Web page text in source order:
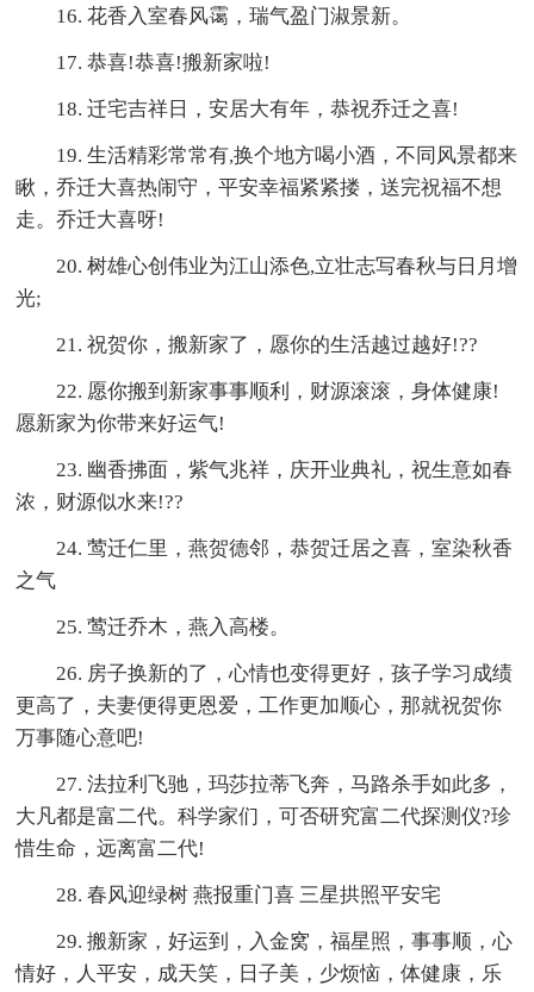
16. 花香入室春风霭，瑞气盈门淑景新。
17. 恭喜!恭喜!搬新家啦!
18. 迁宅吉祥日，安居大有年，恭祝乔迁之喜!
19. 生活精彩常常有,换个地方喝小酒，不同风景都来
瞅，乔迁大喜热闹守，平安幸福紧紧搂，送完祝福不想
走。乔迁大喜呀!
20. 树雄心创伟业为江山添色,立壮志写春秋与日月增
光;
21. 祝贺你，搬新家了，愿你的生活越过越好!??
22. 愿你搬到新家事事顺利，财源滚滚，身体健康!
愿新家为你带来好运气!
23. 幽香拂面，紫气兆祥，庆开业典礼，祝生意如春
浓，财源似水来!??
24. 莺迁仁里，燕贺德邻，恭贺迁居之喜，室染秋香
之气
25. 莺迁乔木，燕入高楼。
26. 房子换新的了，心情也变得更好，孩子学习成绩
更高了，夫妻便得更恩爱，工作更加顺心，那就祝贺你
万事随心意吧!
27. 法拉利飞驰，玛莎拉蒂飞奔，马路杀手如此多，
大凡都是富二代。科学家们，可否研究富二代探测仪?珍
惜生命，远离富二代!
28. 春风迎绿树 燕报重门喜 三星拱照平安宅
29. 搬新家，好运到，入金窝，福星照，事事顺，心
情好，人平安，成天笑，日子美，少烦恼，体健康，乐